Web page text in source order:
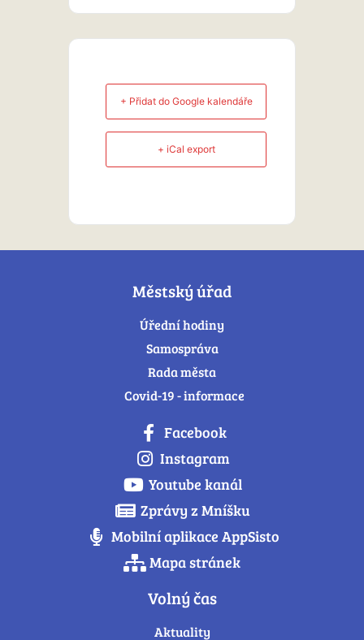
+ Přidat do Google kalendáře
+ iCal export
Městský úřad
Úřední hodiny
Samospráva
Rada města
Covid-19 - informace
Facebook
Instagram
Youtube kanál
Zprávy z Mníšku
Mobilní aplikace AppSisto
Mapa stránek
Volný čas
Aktuality